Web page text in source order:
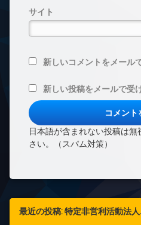
サイト
新しいコメントをメール
新しい投稿をメールで受
日本語が含まれない投稿は
さい。（スパム対策）
最近の投稿: 特定非営利活動法